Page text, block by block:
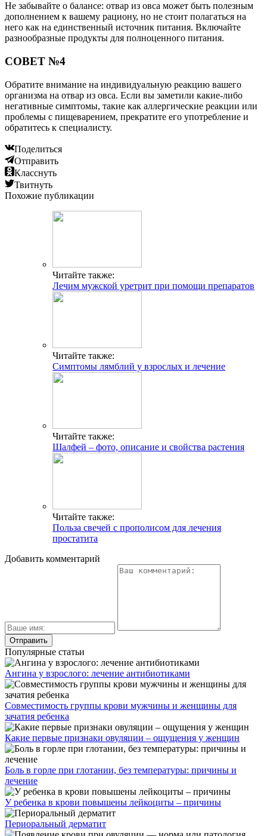
Не забывайте о балансе: отвар из овса может быть полезным
дополнением к вашему рациону, но не стоит полагаться на
него как на единственный источник питания. Включайте
разнообразные продукты для полноценного питания.
СОВЕТ №4
Обратите внимание на индивидуальную реакцию вашего
организма на отвар из овса. Если вы заметили какие-либо
негативные симптомы, такие как аллергические реакции или
проблемы с пищеварением, прекратите его употребление и
обратитесь к специалисту.
Поделиться
Отправить
Класснуть
Твитнуть
Похожие публикации
Читайте также:
Лечим мужской уретрит при помощи препаратов
Читайте также:
Симптомы лямблий у взрослых и лечение
Читайте также:
Шалфей – фото, описание и свойства растения
Читайте также:
Польза свечей с прополисом для лечения
простатита
Добавить комментарий
Популярные статьи
Ангина у взрослого: лечение антибиотиками
Совместимость группы крови мужчины и женщины для
зачатия ребенка
Какие первые признаки овуляции – ощущения у женщин
Боль в горле при глотании, без температуры: причины и
лечение
У ребенка в крови повышены лейкоциты – причины
Периоральный дерматит